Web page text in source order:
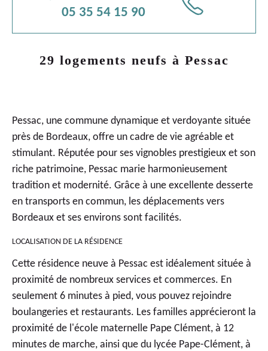
05 35 54 15 90 📞
29 logements neufs à Pessac
Pessac, une commune dynamique et verdoyante située
près de Bordeaux, offre un cadre de vie agréable et
stimulant. Réputée pour ses vignobles prestigieux et son
riche patrimoine, Pessac marie harmonieusement
tradition et modernité. Grâce à une excellente desserte
en transports en commun, les déplacements vers
Bordeaux et ses environs sont facilités.
LOCALISATION DE LA RÉSIDENCE
Cette résidence neuve à Pessac est idéalement située à
proximité de nombreux services et commerces. En
seulement 6 minutes à pied, vous pouvez rejoindre
boulangeries et restaurants. Les familles apprécieront la
proximité de l'école maternelle Pape Clément, à 12
minutes de marche, ainsi que du lycée Pape-Clément, à